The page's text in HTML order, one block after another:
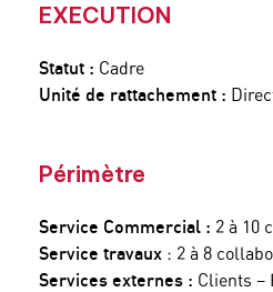
EXECUTION
Statut : Cadre
Unité de rattachement :
Périmètre
Service Commercial : 2 à 10
Service travaux : 2 à 8
Services externes : Clients –